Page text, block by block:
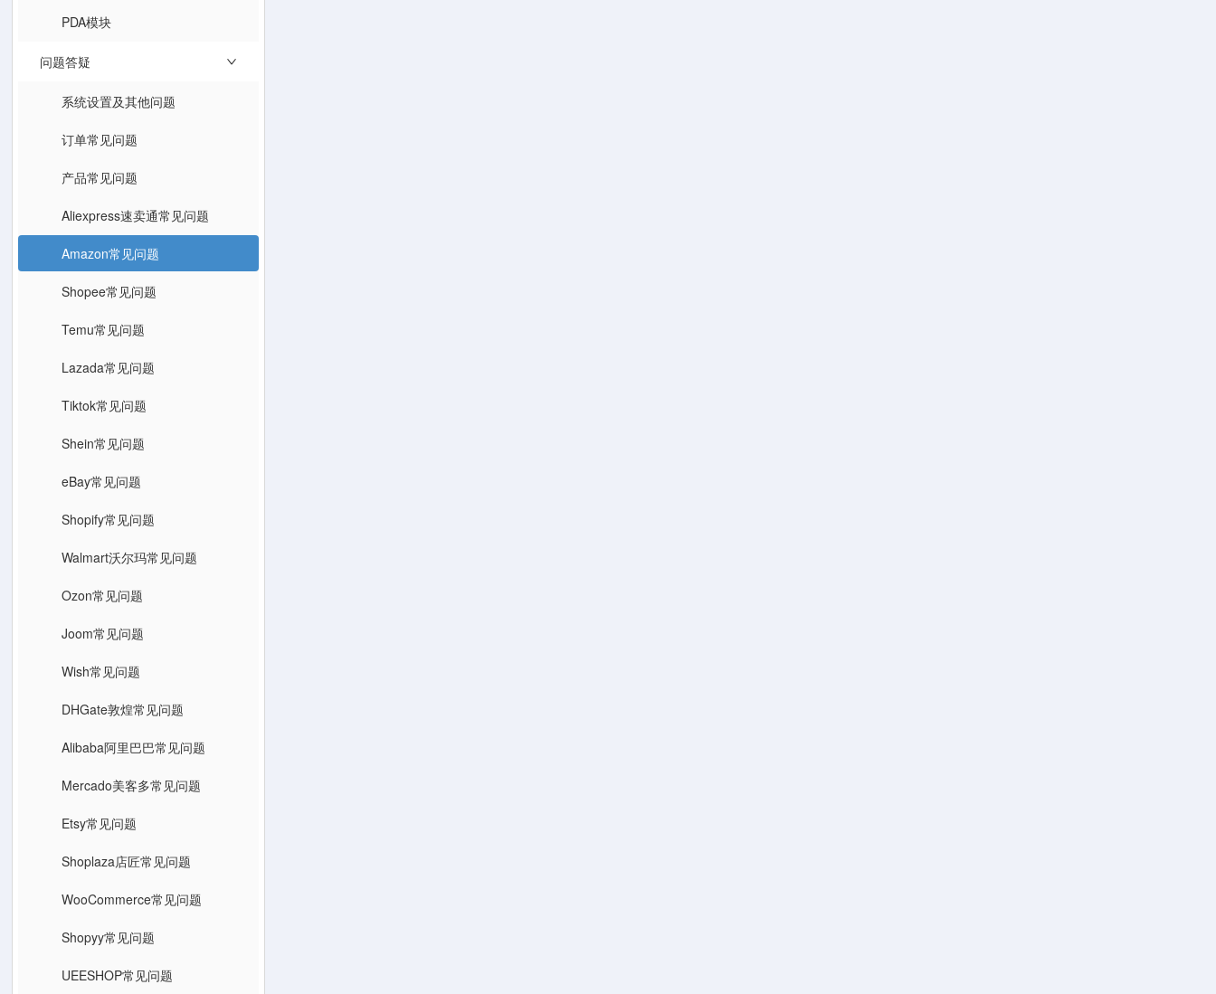
PDA模块
问题答疑
系统设置及其他问题
订单常见问题
产品常见问题
Aliexpress速卖通常见问题
Amazon常见问题
Shopee常见问题
Temu常见问题
Lazada常见问题
Tiktok常见问题
Shein常见问题
eBay常见问题
Shopify常见问题
Walmart沃尔玛常见问题
Ozon常见问题
Joom常见问题
Wish常见问题
DHGate敦煌常见问题
Alibaba阿里巴巴常见问题
Mercado美客多常见问题
Etsy常见问题
Shoplaza店匠常见问题
WooCommerce常见问题
Shopyy常见问题
UEESHOP常见问题